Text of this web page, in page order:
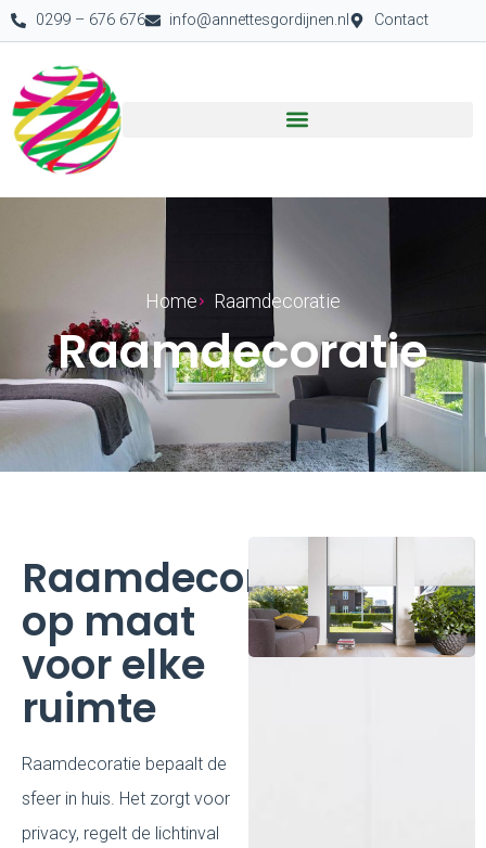
0299 – 676 676 info@annettesgordijnen.nl Contact
Home Raamdecoratie
Raamdecoratie
Raamdecoratie
op maat
voor elke
ruimte
Raamdecoratie bepaalt de
sfeer in huis. Het zorgt voor
privacy, regelt de lichtinval